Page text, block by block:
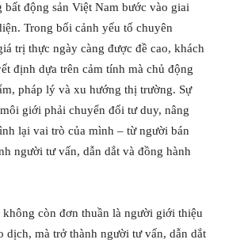
động sản Việt Nam bước vào giai
Trong bối cảnh yếu tố chuyên
trị thực ngày càng được đề cao, khách
định dựa trên cảm tính mà chủ động
pháp lý và xu hướng thị trường. Sự
giới phải chuyển đổi tư duy, nâng
lại vai trò của mình – từ người bán
người tư vấn, dẫn dắt và đồng hành
còn đơn thuần là người giới thiệu
dịch, mà trở thành người tư vấn, dẫn dắt